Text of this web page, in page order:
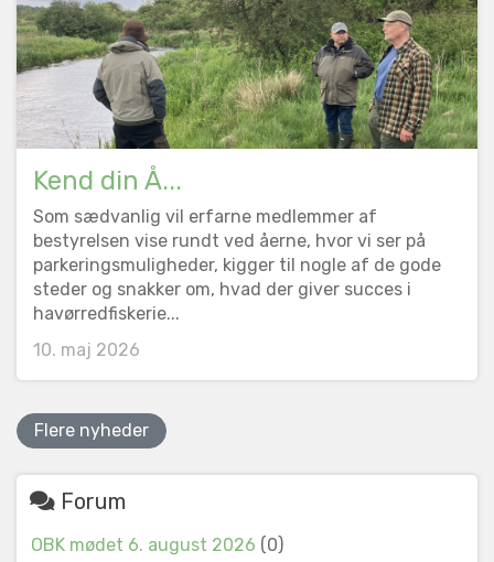
Kend din Å...
Som sædvanlig vil erfarne medlemmer af
bestyrelsen vise rundt ved åerne, hvor vi ser på
parkeringsmuligheder, kigger til nogle af de gode
steder og snakker om, hvad der giver succes i
havørredfiskerie...
10. maj 2026
Flere nyheder
Forum
OBK mødet 6. august 2026 (0)